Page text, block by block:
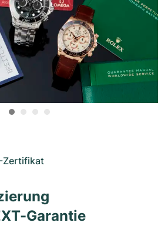
Zertifikat
Garantie